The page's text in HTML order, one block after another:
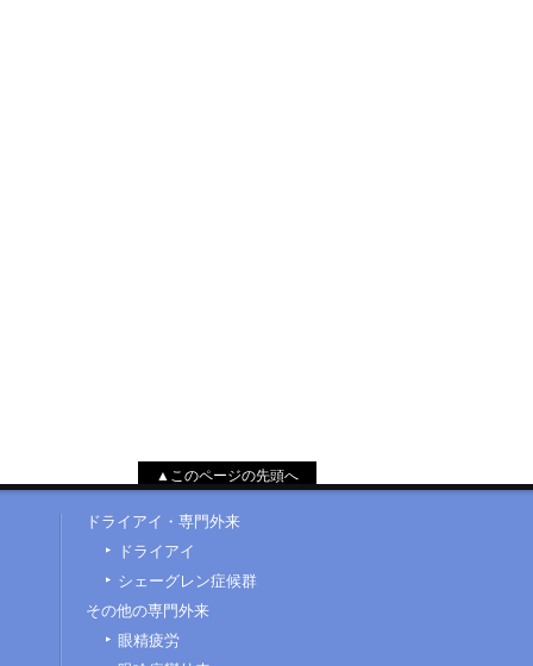
▲このページの先頭へ
ドライアイ・専門外来
ドライアイ
シェーグレン症候群
その他の専門外来
眼精疲労